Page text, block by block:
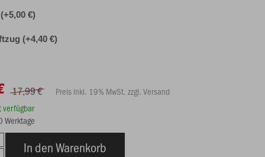
€)
(+4,40 €)
17,99 €
Preis inkl. 19% MwSt. zzgl. Versand
verfügbar
Werktage
In den Warenkorb